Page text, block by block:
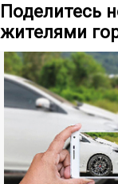
Поделитесь
жителями